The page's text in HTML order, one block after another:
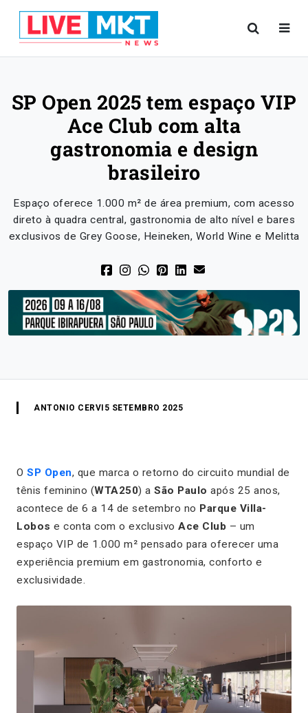
SP Open 2025 tem espaço VIP
Ace Club com alta
gastronomia e design
brasileiro
Espaço oferece 1.000 m² de área premium, com acesso
direto à quadra central, gastronomia de alto nível e bares
exclusivos de Grey Goose, Heineken, World Wine e Melitta
ANTONIO CERVI 5 SETEMBRO 2025
O SP Open, que marca o retorno do circuito mundial de
tênis feminino (WTA250) a São Paulo após 25 anos,
acontece de 6 a 14 de setembro no Parque Villa-
Lobos e conta com o exclusivo Ace Club – um
espaço VIP de 1.000 m² pensado para oferecer uma
experiência premium em gastronomia, conforto e
exclusividade.